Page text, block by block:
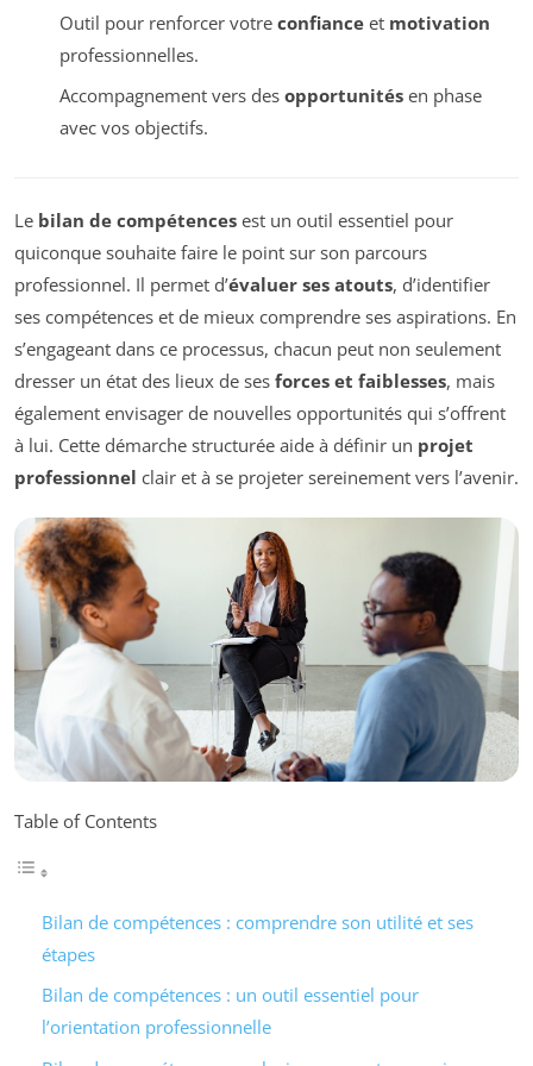
Outil pour renforcer votre confianceet motivation
professionnelles.
Accompagnement vers des opportunitésen phase
avec vos objectifs.
Le bilan de compétences est un outil essentiel pour
quiconque souhaite faire le point sur son parcours
professionnel. Il permet d’évaluer ses atouts, d’identifier
ses compétences et de mieux comprendre ses aspirations. En
s’engageant dans ce processus, chacun peut non seulement
dresser un état des lieux de ses forces et faiblesses, mais
également envisager de nouvelles opportunités qui s’offrent
à lui. Cette démarche structurée aide à définir un projet
professionnel clair et à se projeter sereinement vers l’avenir.
Table of Contents
Bilan de compétences : comprendre son utilité et ses
étapes
Bilan de compétences : un outil essentiel pour
l’orientation professionnelle